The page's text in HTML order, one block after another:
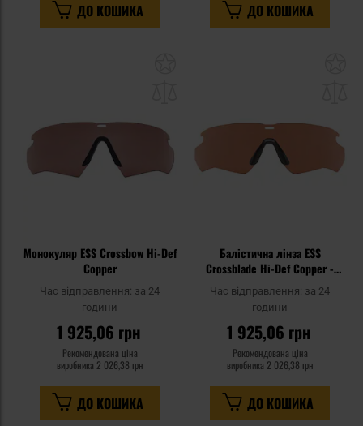
ДО КОШИКА ДО КОШИКА
Монокуляр ESS Crossbow Hi-Def
Copper
Час відправлення: за 24
години
1 925,06 грн
Рекомендована ціна
виробника 2 026,38 грн
ДО КОШИКА
Балістична лінза ESS
Crossblade Hi-Def Copper -
Час відправлення: за 24
години
1 925,06 грн
Рекомендована ціна
виробника 2 026,38 грн
ДО КОШИКА